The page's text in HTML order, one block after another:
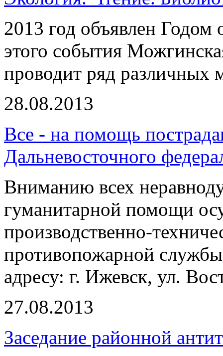
2013 год объявлен
этого события
проводит ряд различных
28.08.2013
Все - на помощь
Дальневосточного
Вниманию всех
гуманитарной помощи
производственно-
противопожарной
адресу: г. Ижевск, ул.
27.08.2013
Заседание районной